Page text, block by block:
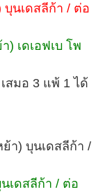
บุนเดสลีก้า / ต่อ
) เดเอฟเบ โพ
สมอ 3 แพ้ 1 ได้
ย้า) บุนเดสลีก้า /
เดสลีก้า / ต่อ